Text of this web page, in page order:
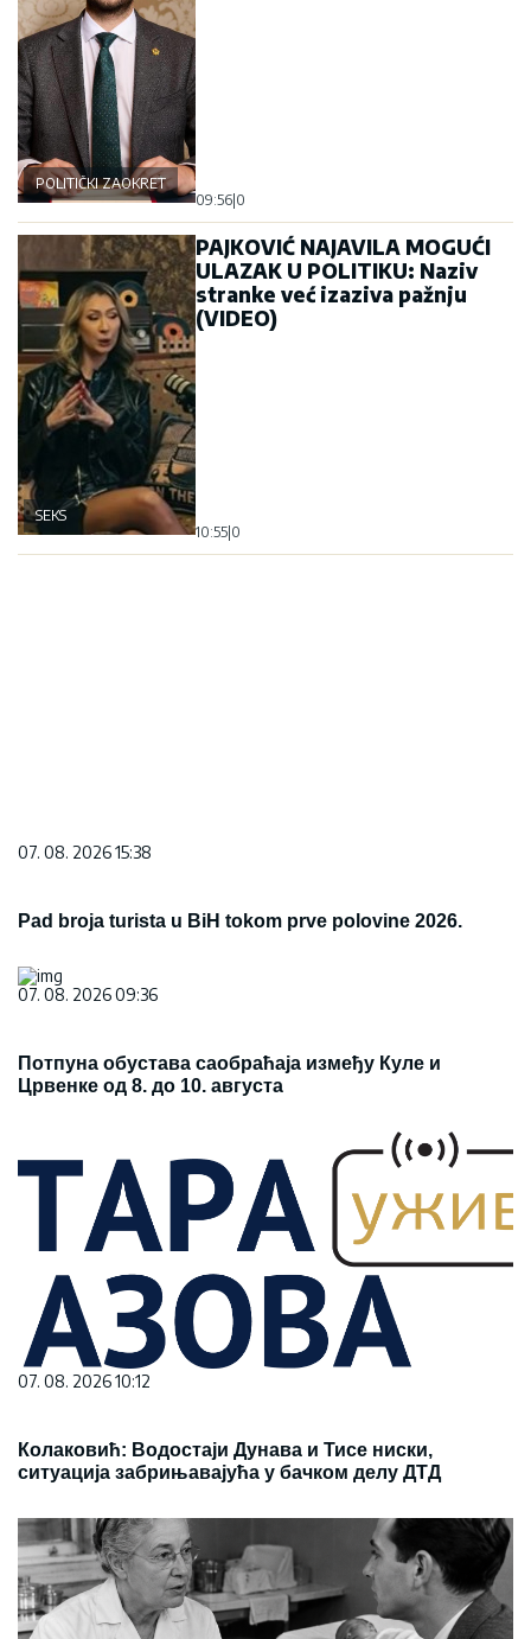
POLITIČKI ZAOKRET
09:56 0
SEKS
PAJKOVIĆ NAJAVILA MOGUĆI
ULAZAK U POLITIKU: Naziv
stranke već izaziva pažnju
(VIDEO)
10:55 0
07. 08. 2026 15:38
Pad broja turista u BiH tokom prve polovine 2026.
07. 08. 2026 09:36
Потпуна обустава саобраћаја између Куле и
Црвенке од 8. до 10. августа
07. 08. 2026 10:12
Колаковић: Водостаји Дунава и Тисе ниски,
ситуација забрињавајућа у бачком делу ДТД